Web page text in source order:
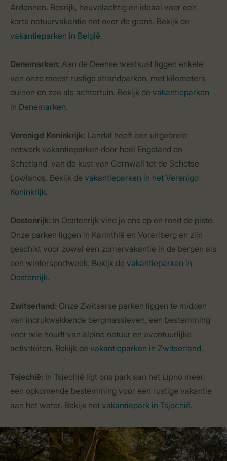
Ardennen. Bosrijk, heuvelachtig en ideaal voor een
korte natuurvakantie net over de grens. Bekijk de
vakantieparken in België.
Denemarken: Aan de Deense westkust liggen enkele
van onze meest rustige strandparken, met kilometers
duinen en zee als achtertuin. Bekijk de vakantieparken
in Denemarken.
Verenigd Koninkrijk: Landal heeft een uitgebreid
netwerk vakantieparken door heel Engeland en
Schotland, van de kust van Cornwall tot de Schotse
Lowlands. Bekijk de vakantieparken in het Verenigd
Koninkrijk.
Oostenrijk: In Oostenrijk vind je ons op en rond de piste.
Onze parken liggen in Karinthië en Vorarlberg en zijn
geschikt voor zowel een zomervakantie in de bergen als
een wintersportweek. Bekijk de vakantieparken in
Oostenrijk.
Zwitserland: Onze Zwitserse parken liggen te midden
van indrukwekkende bergmassieven, een bestemming
voor wie houdt van alpine natuur en avontuurlijke
activiteiten. Bekijk de vakantieparken in Zwitserland.
Tsjechië: In Tsjechië ligt ons park aan het Lipno meer,
een opkomende bestemming voor een rustige vakantie
aan het water. Bekijk het vakantiepark in Tsjechië.